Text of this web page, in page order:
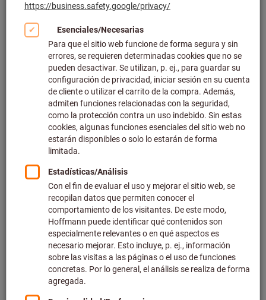
El configurador online eForm es